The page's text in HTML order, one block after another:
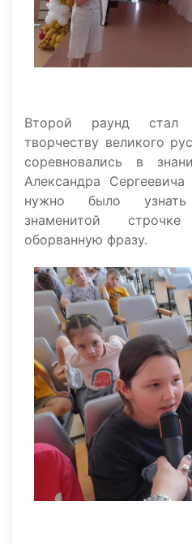
Второй раунд стал
творчеству великого
соревновались в
Александра
нужно было
знаменитой
оборванную фразу.